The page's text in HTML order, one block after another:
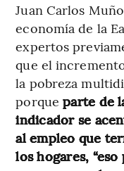
Juan Carlos
economía de la
expertos
que el
la pobreza
porqueparte de
indicador se
al empleo que
los hogares,